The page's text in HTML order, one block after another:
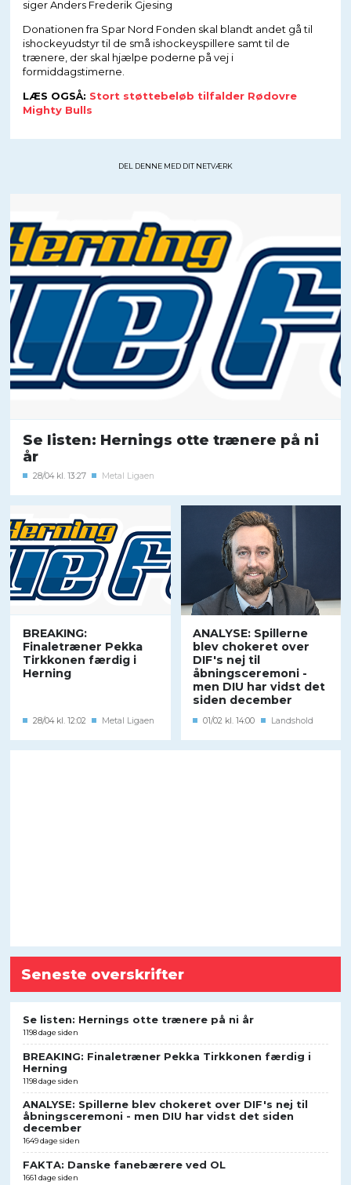
siger Anders Frederik Gjesing
Donationen fra Spar Nord Fonden skal blandt andet gå til
ishockeyudstyr til de små ishockeyspillere samt til de
trænere, der skal hjælpe poderne på vej i
formiddagstimerne.
LÆS OGSÅ: Stort støttebeløb tilfalder Rødovre
Mighty Bulls
DEL DENNE MED DIT NETVÆRK
Se listen: Hernings otte trænere på ni
år
28/04 kl. 13:27 Metal Ligaen
BREAKING:
Finaletræner Pekka
Tirkkonen færdig i
Herning
28/04 kl. 12:02 Metal Ligaen
ANALYSE: Spillerne
blev chokeret over
DIF's nej til
åbningsceremoni -
men DIU har vidst det
siden december
01/02 kl. 14:00 Landshold
Seneste overskrifter
Se listen: Hernings otte trænere på ni år
1198 dage siden
BREAKING: Finaletræner Pekka Tirkkonen færdig i
Herning
1198 dage siden
ANALYSE: Spillerne blev chokeret over DIF's nej til
åbningsceremoni - men DIU har vidst det siden
december
1649 dage siden
FAKTA: Danske fanebærere ved OL
1661 dage siden